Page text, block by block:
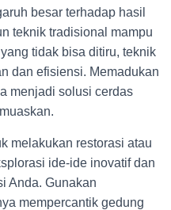
besar terhadap hasil
teknik tradisional mampu
tidak bisa ditiru, teknik
dan efisiensi. Memadukan
menjadi solusi cerdas
melakukan restorasi atau
ide-ide inovatif dan
Anda. Gunakan
mempercantik gedung